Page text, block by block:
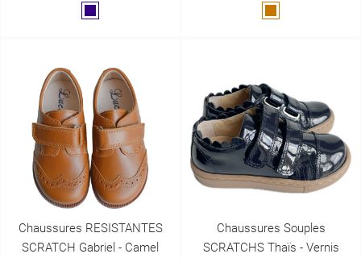
Chaussures RESISTANTES
SCRATCH Gabriel - Camel
Chaussures Souples
SCRATCHS Thaïs - Vernis